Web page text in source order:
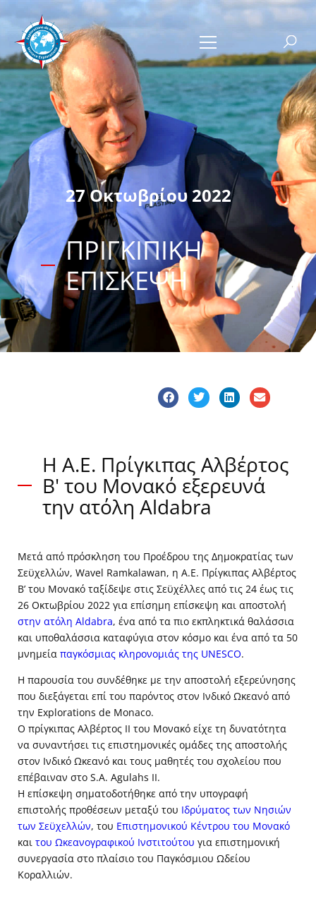
27 Οκτωβρίου 2022
ΠΡΙΓΚΙΠΙΚΉ
ΕΠΊΣΚΕΨΗ
Η Α.Ε. Πρίγκιπας Αλβέρτος
Β' του Μονακό εξερευνά
την ατόλη Aldabra
Μετά από πρόσκληση του Προέδρου της Δημοκρατίας των
Σεϋχελλών, Wavel Ramkalawan, η Α.Ε. Πρίγκιπας Αλβέρτος
Β’ του Μονακό ταξίδεψε στις Σεϋχέλλες από τις 24 έως τις
26 Οκτωβρίου 2022 για επίσημη επίσκεψη και αποστολή
στην ατόλη Aldabra, ένα από τα πιο εκπληκτικά θαλάσσια
και υποθαλάσσια καταφύγια στον κόσμο και ένα από τα 50
μνημεία παγκόσμιας κληρονομιάς της UNESCO.
Η παρουσία του συνδέθηκε με την αποστολή εξερεύνησης
που διεξάγεται επί του παρόντος στον Ινδικό Ωκεανό από
την Explorations de Monaco.
Ο πρίγκιπας Αλβέρτος ΙΙ του Μονακό είχε τη δυνατότητα
να συναντήσει τις επιστημονικές ομάδες της αποστολής
στον Ινδικό Ωκεανό και τους μαθητές του σχολείου που
επέβαιναν στο S.A. Agulahs II.
Η επίσκεψη σηματοδοτήθηκε από την υπογραφή
επιστολής προθέσεων μεταξύ του Ιδρύματος των Νησιών
των Σεϋχελλών, του Επιστημονικού Κέντρου του Μονακό
και του Ωκεανογραφικού Ινστιτούτου για επιστημονική
συνεργασία στο πλαίσιο του Παγκόσμιου Ωδείου
Κοραλλιών.